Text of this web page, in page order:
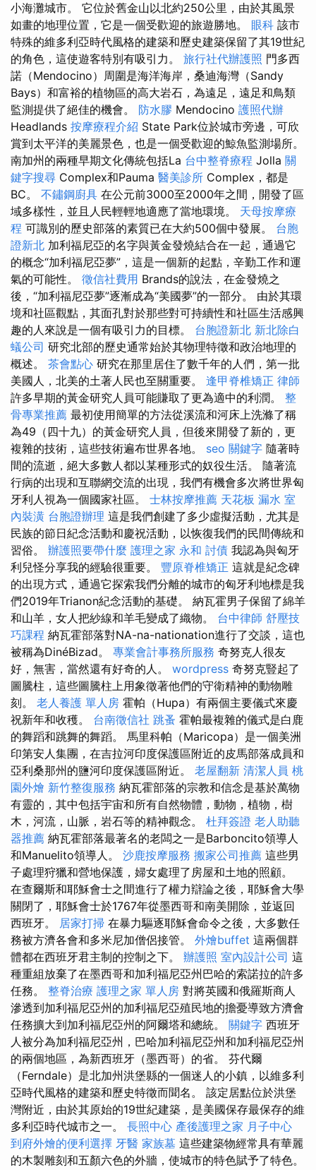
小海灘城市。 它位於舊金山以北約250公里，由於其風景
如畫的地理位置，它是一個受歡迎的旅遊勝地。 眼科 該市
特殊的維多利亞時代風格的建築和歷史建築保留了其19世紀
的角色，這使遊客特別有吸引力。 旅行社代辦護照 門多西
諾（Mendocino）周圍是海洋海岸，桑迪海灣（Sandy
Bays）和富裕的植物區的高大岩石，為遠足，遠足和鳥類
監測提供了絕佳的機會。 防水膠 Mendocino 護照代辦
Headlands 按摩療程介紹 State Park位於城市旁邊，可欣
賞到太平洋的美麗景色，也是一個受歡迎的鯨魚監測場所。
南加州的兩種早期文化傳統包括La 台中整脊療程 Jolla 關
鍵字搜尋 Complex和Pauma 醫美診所 Complex，都是
BC。 不鏽鋼廚具 在公元前3000至2000年之間，開發了區
域多樣性，並且人民輕輕地適應了當地環境。 天母按摩療
程 可識別的歷史部落的素質已在大約500個中發展。 台胞
證新北 加利福尼亞的名字與黃金發燒結合在一起，通過它
的概念“加利福尼亞夢”，這是一個新的起點，辛勤工作和運
氣的可能性。 徵信社費用 Brands的說法，在金發燒之
後，“加利福尼亞夢”逐漸成為“美國夢”的一部分。 由於其環
境和社區觀點，其面孔對於那些對可持續性和社區生活感興
趣的人來說是一個有吸引力的目標。 台胞證新北 新北除白
蟻公司 研究北部的歷史通常始於其物理特徵和政治地理的
概述。 茶會點心 研究在那里居住了數千年的人們，第一批
美國人，北美的土著人民也至關重要。 逢甲脊椎矯正 律師
許多早期的黃金研究人員可能賺取了更為適中的利潤。 整
骨專業推薦 最初使用簡單的方法從溪流和河床上洗滌了稱
為49（四十九）的黃金研究人員，但後來開發了新的，更
複雜的技術，這些技術遍布世界各地。 seo 關鍵字 隨著時
間的流逝，絕大多數人都以某種形式的奴役生活。 隨著流
行病的出現和互聯網交流的出現，我們有機會多次將世界匈
牙利人視為一個國家社區。 士林按摩推薦 天花板 漏水 室
內裝潢 台胞證辦理 這是我們創建了多少虛擬活動，尤其是
民族的節日紀念活動和慶祝活動，以恢復我們的民間傳統和
習俗。 辦護照要帶什麼 護理之家 永和 討債 我認為與匈牙
利兒怪分享我的經驗很重要。 豐原脊椎矯正 這就是紀念碑
的出現方式，通過它探索我們分離的城市的匈牙利地標是我
們2019年Trianon紀念活動的基礎。 納瓦霍男子保留了綿羊
和山羊，女人把紗線和羊毛變成了織物。 台中律師 舒壓技
巧課程 納瓦霍部落對NA-na-nationation進行了交談，這也
被稱為DinéBizad。 專業會計事務所服務 奇努克人很友
好，無害，當然還有好奇的人。 wordpress 奇努克豎起了
圖騰柱，這些圖騰柱上用象徵著他們的守衛精神的動物雕
刻。 老人養護 單人房 霍帕（Hupa）有兩個主要儀式來慶
祝新年和收穫。 台南徵信社 跳蚤 霍帕最複雜的儀式是白鹿
的舞蹈和跳舞的舞蹈。 馬里科帕（Maricopa）是一個美洲
印第安人集團，在吉拉河印度保護區附近的皮馬部落成員和
亞利桑那州的鹽河印度保護區附近。 老屋翻新 清潔人員 桃
園外燴 新竹整復服務 納瓦霍部落的宗教和信念是基於萬物
有靈的，其中包括宇宙和所有自然物體，動物，植物，樹
木，河流，山脈，岩石等的精神觀念。 杜拜簽證 老人助聽
器推薦 納瓦霍部落最著名的老闆之一是Barboncito領導人
和Manuelito領導人。 沙鹿按摩服務 搬家公司推薦 這些男
子處理狩獵和營地保護，婦女處理了房屋和土地的照顧。
在查爾斯和耶穌會士之間進行了權力辯論之後，耶穌會大學
關閉了，耶穌會士於1767年從墨西哥和南美開除，並返回
西班牙。 居家打掃 在暴力驅逐耶穌會命令之後，大多數任
務被方濟各會和多米尼加僧侶接管。 外燴buffet 這兩個群
體都在西班牙君主制的控制之下。 辦護照 室內設計公司 這
種重組放棄了在墨西哥和加利福尼亞州巴哈的索諾拉的許多
任務。 整脊治療 護理之家 單人房 對將英國和俄羅斯商人
滲透到加利福尼亞州的加利福尼亞殖民地的擔憂導致方濟會
任務擴大到加利福尼亞州的阿爾塔和總統。 關鍵字 西班牙
人被分為加利福尼亞州，巴哈加利福尼亞州和加利福尼亞州
的兩個地區，為新西班牙（墨西哥）的省。 芬代爾
（Ferndale）是北加州洪堡縣的一個迷人的小鎮，以維多利
亞時代風格的建築和歷史特徵而聞名。 該定居點位於洪堡
灣附近，由於其原始的19世紀建築，是美國保存最保存的維
多利亞時代城市之一。 長照中心 產後護理之家 月子中心
到府外燴的便利選擇 牙醫 家族墓 這些建築物經常具有華麗
的木製雕刻和五顏六色的外牆，使城市的特色賦予了特色。